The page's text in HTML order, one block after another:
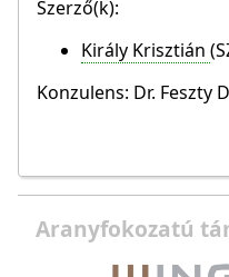
Szerző(k):
Király Krisztián
Konzulens: Dr. Feszty
Aranyfokozatú